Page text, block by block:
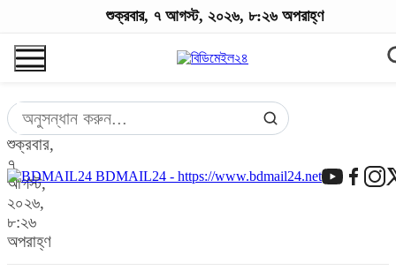
শুক্রবার,
৭
আগস্ট,
২০২৬,
৮:২৬
অপরাহ্ণ
BDMAIL24 - https://www.bdmail24.net
শুক্রবার, ৭ আগস্ট, ২০২৬, ৮:২৬ অপরাহ্ণ